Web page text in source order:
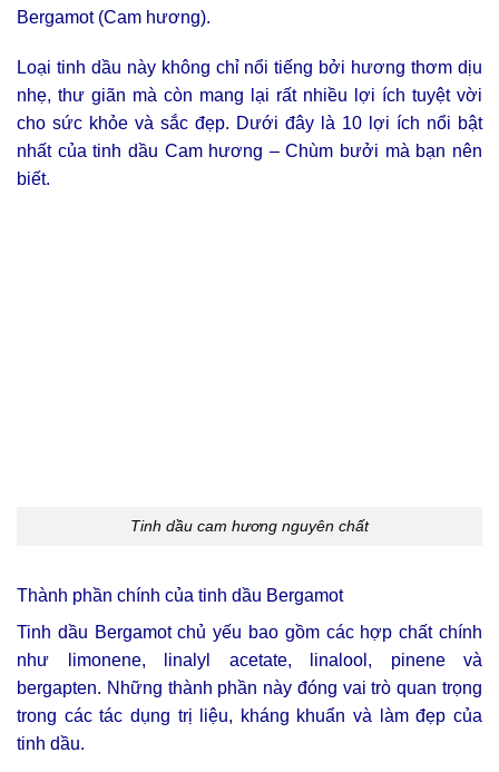
Bergamot (Cam hương).
Loại tinh dầu này không chỉ nổi tiếng bởi hương thơm dịu
nhẹ, thư giãn mà còn mang lại rất nhiều lợi ích tuyệt vời
cho sức khỏe và sắc đẹp. Dưới đây là 10 lợi ích nổi bật
nhất của tinh dầu Cam hương – Chùm bưởi mà bạn nên
biết.
Tinh dầu cam hương nguyên chất
Thành phần chính của tinh dầu Bergamot
Tinh dầu Bergamot chủ yếu bao gồm các hợp chất chính
như limonene, linalyl acetate, linalool, pinene và
bergapten. Những thành phần này đóng vai trò quan trọng
trong các tác dụng trị liệu, kháng khuẩn và làm đẹp của
tinh dầu.